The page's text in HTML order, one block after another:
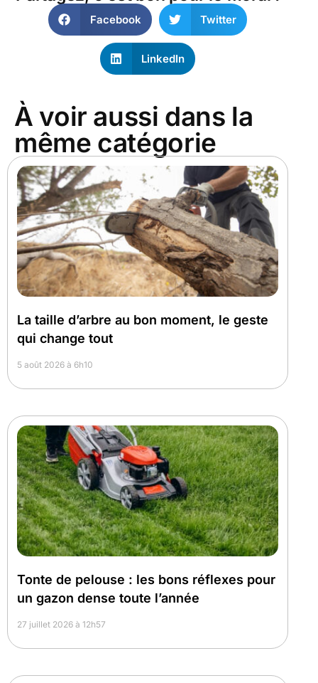
Facebook Twitter
LinkedIn
À voir aussi dans la
même catégorie
La taille d’arbre au bon moment, le geste
qui change tout
5 août 2026 à 6h10
Tonte de pelouse : les bons réflexes pour
un gazon dense toute l’année
27 juillet 2026 à 12h57